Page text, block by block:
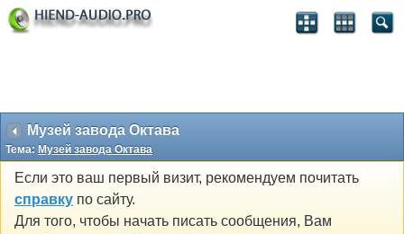
Музей завода Октава
Тема: Музей завода Октава
Если это ваш первый визит, рекомендуем почитать
справку по сайту.
Для того, чтобы начать писать сообщения, Вам